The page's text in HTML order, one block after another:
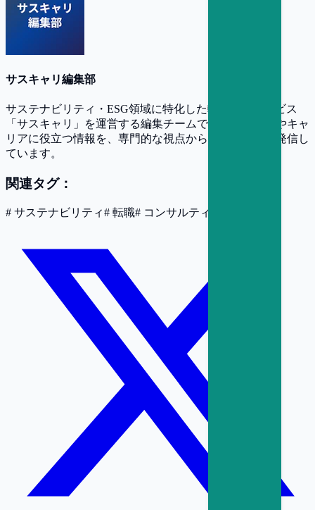
サスキャリ編集部
サステナビリティ・ESG領域に特化した転職支援サービス
「サスキャリ」を運営する編集チームです。業界動向やキャ
リアに役立つ情報を、専門的な視点からわかりやすく発信し
ています。
関連タグ：
# サステナビリティ# 転職# コンサルティング